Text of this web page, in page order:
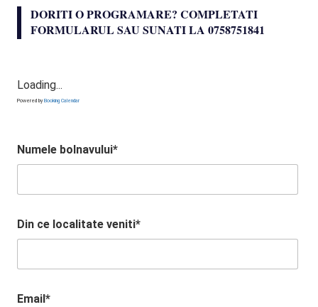
DORITI O PROGRAMARE? COMPLETATI
FORMULARUL SAU SUNATI LA 0758751841
Loading...
Powered by Booking Calendar
Numele bolnavului*
Din ce localitate veniti*
Email*